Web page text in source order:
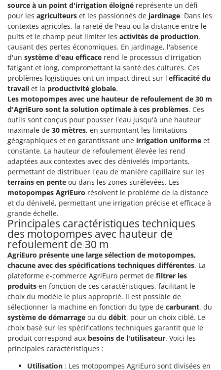
NuAir
NuovaFac
O
Officine Savioli
Oliviero
Olix
OMA
Omas
Ompagrill
Ooni
Oriental Koshin
Outdoorchef
P
Palazzetti
Palumbo Pavi
Partisani
Paterlini
Philips
Pramac
Prismafood
R
R.G.V.
Rato
Reber
source à un point d'irrigation éloigné représente un défi
pour les agriculteurs et les passionnés de jardinage. Dans les
contextes agricoles, la rareté de l'eau ou la distance entre le
puits et le champ peut limiter les activités de production,
causant des pertes économiques. En jardinage, l'absence
d'un système d'eau efficace rend le processus d'irrigation
fatigant et long, compromettant la santé des cultures. Ces
problèmes logistiques ont un impact direct sur l'efficacité du
travail et la productivité globale.
Les motopompes avec une hauteur de refoulement de 30 m
d'AgriEuro sont la solution optimale à ces problèmes. Ces
outils sont conçus pour pousser l'eau jusqu'à une hauteur
maximale de 30 mètres, en surmontant les limitations
géographiques et en garantissant une irrigation uniforme et
constante. La hauteur de refoulement élevée les rend
adaptées aux contextes avec des dénivelés importants,
permettant de distribuer l'eau de manière capillaire sur les
terrains en pente ou dans les zones surélevées. Les
motopompes AgriEuro résolvent le problème de la distance
et du dénivelé, permettant une irrigation précise et efficace à
grande échelle.
Principales caractéristiques techniques
des motopompes avec hauteur de
refoulement de 30 m
AgriEuro présente une large sélection de motopompes,
chacune avec des spécifications techniques différentes. La
plateforme e-commerce AgriEuro permet de filtrer les
produits en fonction de ces caractéristiques, facilitant le
choix du modèle le plus approprié. Il est possible de
sélectionner la machine en fonction du type de carburant, du
système de démarrage ou du débit, pour un choix ciblé. Le
choix basé sur les spécifications techniques garantit que le
produit correspond aux besoins de l'utilisateur. Voici les
principales caractéristiques :
Utilisation : Les motopompes AgriEuro sont divisées en